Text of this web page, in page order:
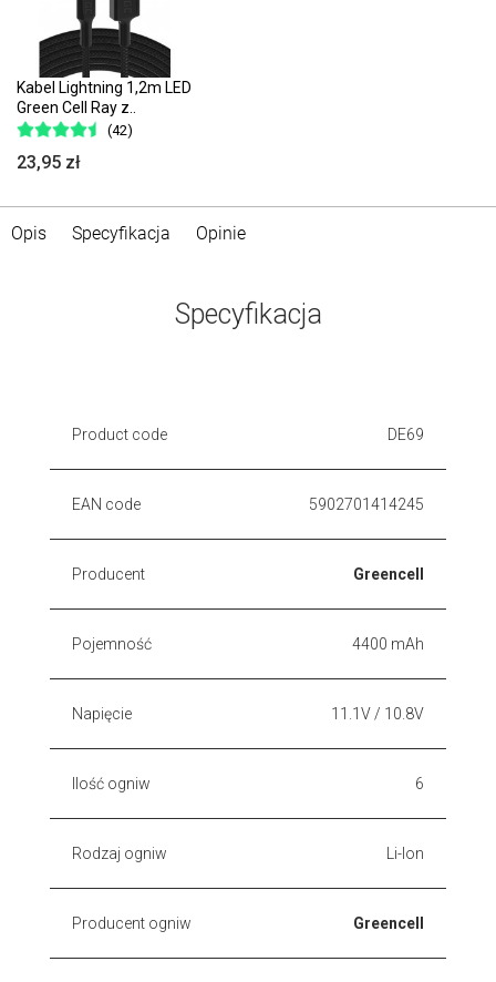
Kabel Lightning 1,2m LED
Green Cell Ray z..
(42)
23,95 zł
Opis Specyfikacja Opinie
Specyfikacja
Product code DE69
EAN code 5902701414245
Producent Greencell
Pojemność 4400 mAh
Napięcie 11.1V / 10.8V
Ilość ogniw 6
Rodzaj ogniw Li-Ion
Producent ogniw Greencell